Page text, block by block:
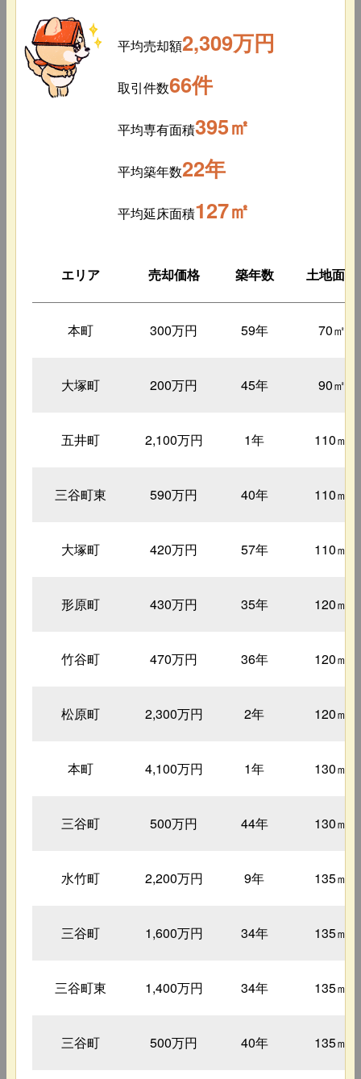
平均売却額2,309万円
取引件数66件
平均専有面積395㎡
平均築年数22年
平均延床面積127㎡
エリア 売却価格 築年数 土地面積
本町 300万円 59年 70㎡
大塚町 200万円 45年 90㎡
五井町 2,100万円 1年 110㎡
三谷町東 590万円 40年 110㎡
大塚町 420万円 57年 110㎡
形原町 430万円 35年 120㎡
竹谷町 470万円 36年 120㎡
松原町 2,300万円 2年 120㎡
本町 4,100万円 1年 130㎡
三谷町 500万円 44年 130㎡
水竹町 2,200万円 9年 135㎡
三谷町 1,600万円 34年 135㎡
三谷町東 1,400万円 34年 135㎡
三谷町 500万円 40年 135㎡